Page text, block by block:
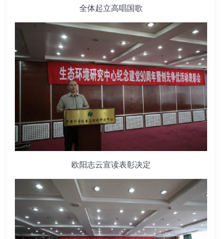
全体起立高唱国歌
欧阳志云宣读表彰决定